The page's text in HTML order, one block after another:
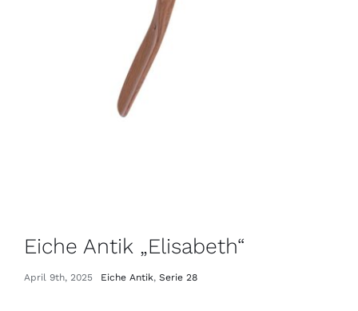
Eiche Antik „Elisabeth“
April 9th, 2025 Eiche Antik, Serie 28